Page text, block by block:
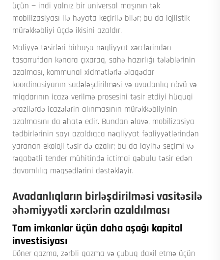
üçün — indi yalnız bir universal maşının tək
mobilizasiyası ilə həyata keçirilə bilər; bu da lojiistik
mürəkkəbliyi üçdə ikisini azaldır.
Maliyyə təsirləri birbaşa nəqliyyat xərclərindən
tasarrufdan kənara çıxaraq, sahə hazırlığı tələblərinin
azalması, kommunal xidmətlərlə əlaqədar
koordinasiyanın sadələşdirilməsi və avadanlıq növü və
miqdarının icazə verilmə prosesini təsir etdiyi hüquqi
ərazilərdə icazələrin alınmasının mürəkkəbliyinin
azalmasını da əhatə edir. Bundan əlavə, mobilizasiya
tədbirlərinin sayı azaldıqca nəqliyyat fəaliyyətlərindən
yaranan ekoloji təsir də azalır; bu da layihə seçimi və
rəqabətli tender mühitində ictimai qəbulu təsir edən
davamlılıq məqsədlərini dəstəkləyir.
Avadanlıqların birləşdirilməsi vasitəsilə
əhəmiyyətli xərclərin azaldılması
Tam imkanlar üçün daha aşağı kapital
investisiyası
Döner qazma, zərbli qazma və çubuq daxil etmə üçün